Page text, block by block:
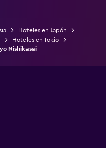
Hoteles en Japón
Hoteles en Tokio
Nishikasai